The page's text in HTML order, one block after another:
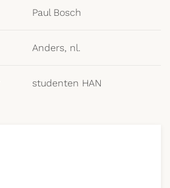
Paul Bosch
Anders, nl.
studenten HAN